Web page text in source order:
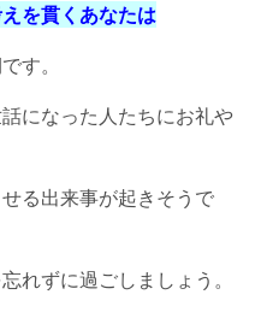
を貫くあなたは
す。
になった人たちにお礼や
る出来事が起きそうで
れずに過ごしましょう。